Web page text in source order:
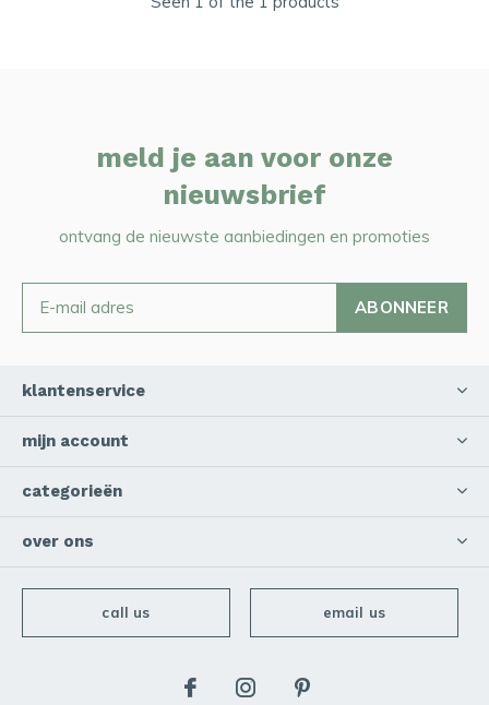
meld je aan voor onze
nieuwsbrief
ontvang de nieuwste aanbiedingen en promoties
ABONNEER
klantenservice
mijn account
categorieën
over ons
call us email us